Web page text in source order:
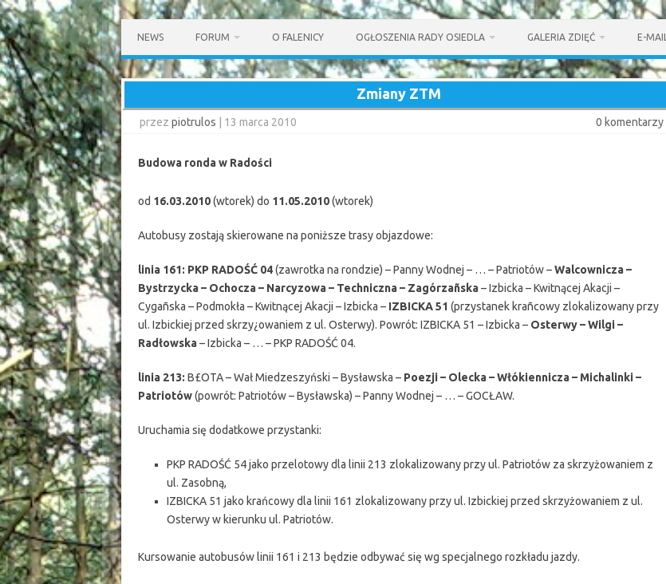
treści
NEWS FORUM O FALENICY OGŁOSZENIA RADY OSIEDLA GALERIA ZDIĘĆ E-MAIL
Zmiany ZTM
przez piotrulos 13 marca 2010 0 komentarzy
Budowa ronda w Radości
od 16.03.2010(wtorek) do 11.05.2010(wtorek)
Autobusy zostają skierowane na poniższe trasy objazdowe:
linia 161: PKP RADOŚĆ 04(zawrotka na rondzie) – Panny Wodnej – … – Patriotów –Walcownicza –
Bystrzycka – Ochocza – Narcyzowa – Techniczna – Zagórzañska– Izbicka – Kwitnącej Akacji –
Cygañska – Podmokła – Kwitnącej Akacji – Izbicka – IZBICKA 51 (przystanek krañcowy zlokalizowany przy
ul. Izbickiej przed skrzy¿owaniem z ul. Osterwy). Powrót: IZBICKA 51 – Izbicka – Osterwy – Wilgi –
Radłowska– Izbicka – … – PKP RADOŚĆ 04.
linia 213: B£OTA – Wał Miedzeszyński – Bysławska – Poezji – Olecka – Włókiennicza – Michalinki –
Patriotów(powrót: Patriotów – Bysławska) – Panny Wodnej – … – GOCŁAW.
Uruchamia się dodatkowe przystanki:
PKP RADOŚĆ 54 jako przelotowy dla linii 213 zlokalizowany przy ul. Patriotów za skrzyżowaniem z
ul. Zasobną,
IZBICKA 51 jako krańcowy dla linii 161 zlokalizowany przy ul. Izbickiej przed skrzyżowaniem z ul.
Osterwy w kierunku ul. Patriotów.
Kursowanie autobusów linii 161 i 213 będzie odbywać się wg specjalnego rozkładu jazdy.